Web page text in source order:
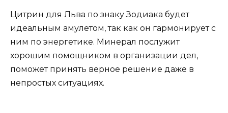
Цитрин для Льва по знаку Зодиака будет
идеальным амулетом, так как он гармонирует с
ним по энергетике. Минерал послужит
хорошим помощником в организации дел,
поможет принять верное решение даже в
непростых ситуациях.